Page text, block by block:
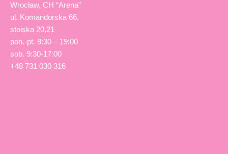
Wrocław, CH “Arena”
ul. Komandorska 66,
stoiska 20,21
pon.-pt. 9:30 – 19:00
sob. 9:30-17:00
+48 731 030 316